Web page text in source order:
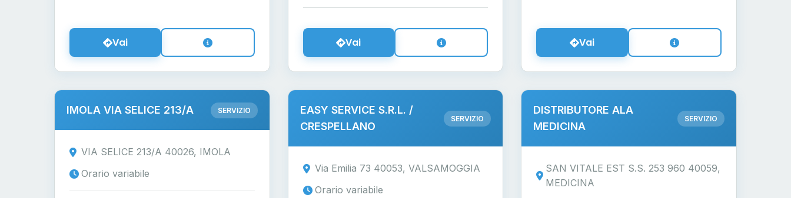
Vai Vai Vai
IMOLA VIA SELICE 213/A SERVIZIO
VIA SELICE 213/A 40026, IMOLA
Orario variabile
EASY SERVICE S.R.L. /
CRESPELLANO
SERVIZIO
Via Emilia 73 40053, VALSAMOGGIA
Orario variabile
DISTRIBUTORE ALA
MEDICINA
SERVIZIO
SAN VITALE EST S.S. 253 960 40059,
MEDICINA